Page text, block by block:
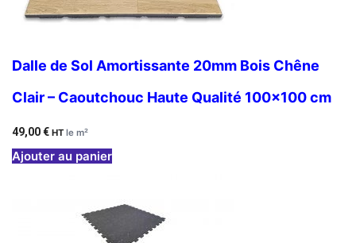
Dalle de Sol Amortissante 20mm Bois Chêne
Clair – Caoutchouc Haute Qualité 100×100 cm
49,00€ HT le m²
Ajouter au panier